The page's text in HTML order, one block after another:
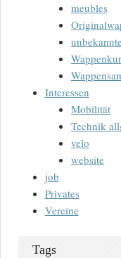
meubles
Interessen
Mobilität
Technik
velo
website
job
Privates
Vereine
Tags